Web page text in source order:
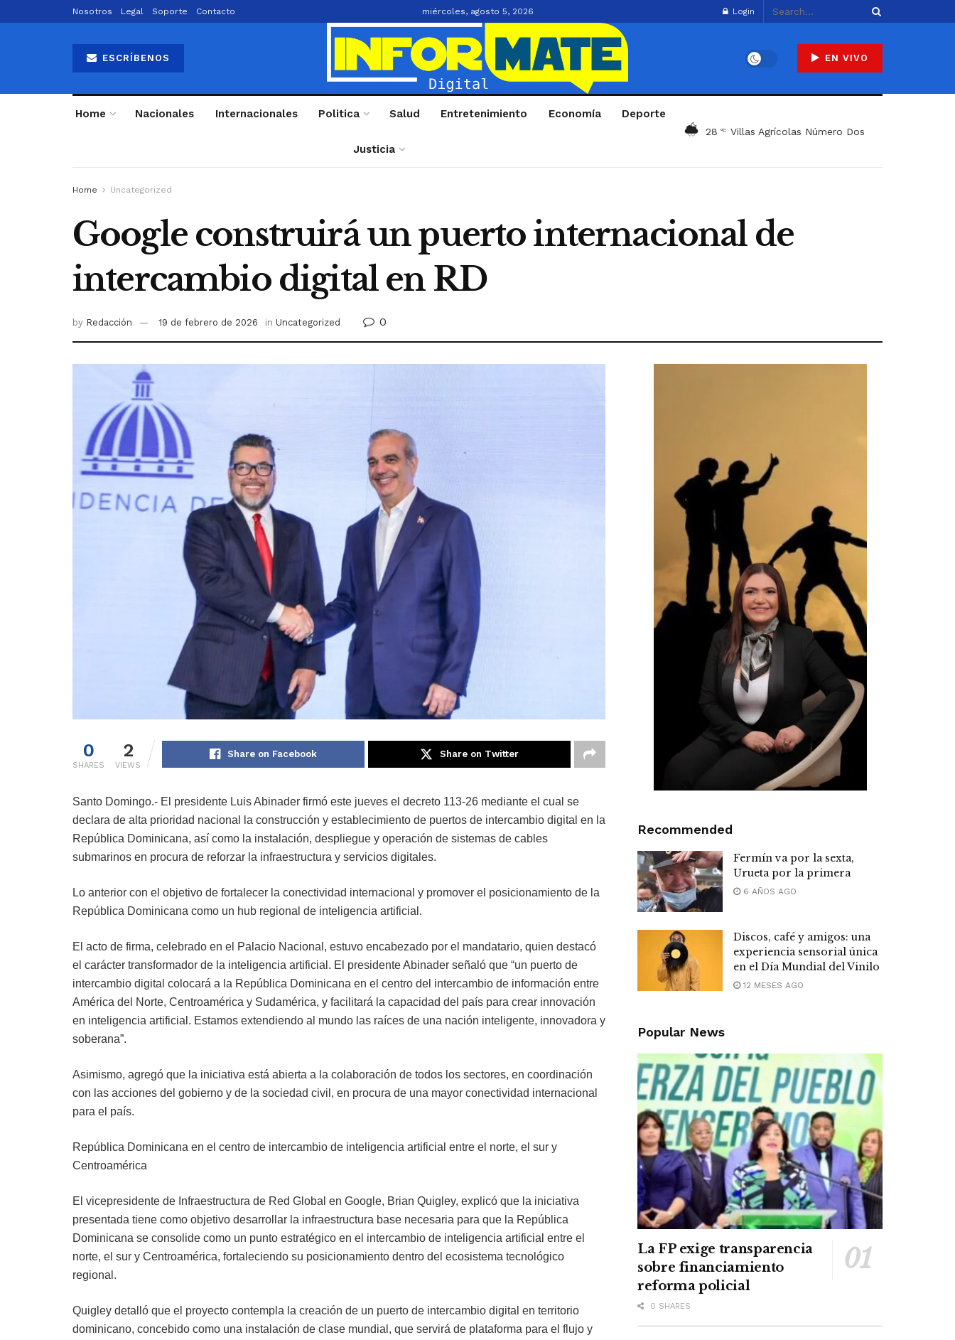
Nosotros Legal Soporte Contacto miércoles, agosto 5, 2026 Login
ESCRÍBENOS EN VIVO
Home Nacionales Internacionales Politica Salud Entretenimiento Economía Deporte
Justicia
28 °C Villas Agrícolas Número Dos
Home Uncategorized
Google construirá un puerto internacional de
intercambio digital en RD
by Redacción 19 de febrero de 2026 in Uncategorized 0
0
SHARES
2
VIEWS
Share on Facebook Share on Twitter
Santo Domingo.- El presidente Luis Abinader firmó este jueves el decreto 113-26 mediante el cual se
declara de alta prioridad nacional la construcción y establecimiento de puertos de intercambio digital en la
República Dominicana, así como la instalación, despliegue y operación de sistemas de cables
submarinos en procura de reforzar la infraestructura y servicios digitales.
Lo anterior con el objetivo de fortalecer la conectividad internacional y promover el posicionamiento de la
República Dominicana como un hub regional de inteligencia artificial.
El acto de firma, celebrado en el Palacio Nacional, estuvo encabezado por el mandatario, quien destacó
el carácter transformador de la inteligencia artificial. El presidente Abinader señaló que “un puerto de
intercambio digital colocará a la República Dominicana en el centro del intercambio de información entre
América del Norte, Centroamérica y Sudamérica, y facilitará la capacidad del país para crear innovación
en inteligencia artificial. Estamos extendiendo al mundo las raíces de una nación inteligente, innovadora y
soberana”.
Asimismo, agregó que la iniciativa está abierta a la colaboración de todos los sectores, en coordinación
con las acciones del gobierno y de la sociedad civil, en procura de una mayor conectividad internacional
para el país.
República Dominicana en el centro de intercambio de inteligencia artificial entre el norte, el sur y
Centroamérica
El vicepresidente de Infraestructura de Red Global en Google, Brian Quigley, explicó que la iniciativa
presentada tiene como objetivo desarrollar la infraestructura base necesaria para que la República
Dominicana se consolide como un punto estratégico en el intercambio de inteligencia artificial entre el
norte, el sur y Centroamérica, fortaleciendo su posicionamiento dentro del ecosistema tecnológico
regional.
Quigley detalló que el proyecto contempla la creación de un puerto de intercambio digital en territorio
dominicano, concebido como una instalación de clase mundial, que servirá de plataforma para el flujo y
Recommended
Fermín va por la sexta,
Urueta por la primera
6 AÑOS AGO
Discos, café y amigos: una
experiencia sensorial única
en el Día Mundial del Vinilo
12 MESES AGO
Popular News
La FP exige transparencia
sobre financiamiento
reforma policial
0 SHARES